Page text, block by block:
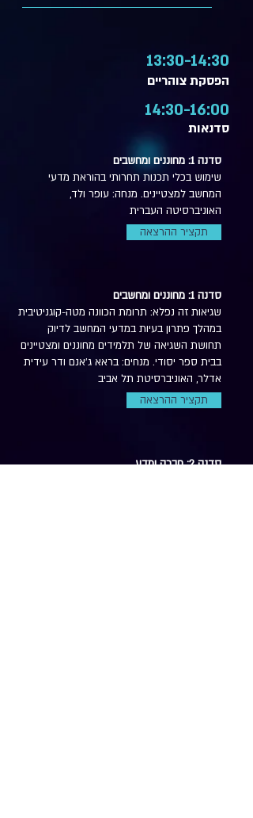
13:30-14:30
הפסקת צוהריים
סדנאות
14:30-16:00
סדנה 1: מחוננים ומחשבים
שימוש בכלי תכנות תחרותי בהוראת מדעי
המחשב למצטיינים. מנחה: עופר ולד,
האוניברסיטה העברית
תקציר ההרצאה
סדנה 1: מחוננים ומחשבים
שגיאות זה נפלא: תרומת הכוונה מטה-קוגניטיבית
במהלך פתרון בעיות במדעי המחשב לדיוק
תחושת השגיאה של תלמידים מחוננים ומצטיינים
בבית ספר יסודי. מנחים: בראא ג'אנם ודר עידית
אדלר, האוניברסיטת תל אביב
תקציר ההרצאה
סדנה 2: חברה ומדע